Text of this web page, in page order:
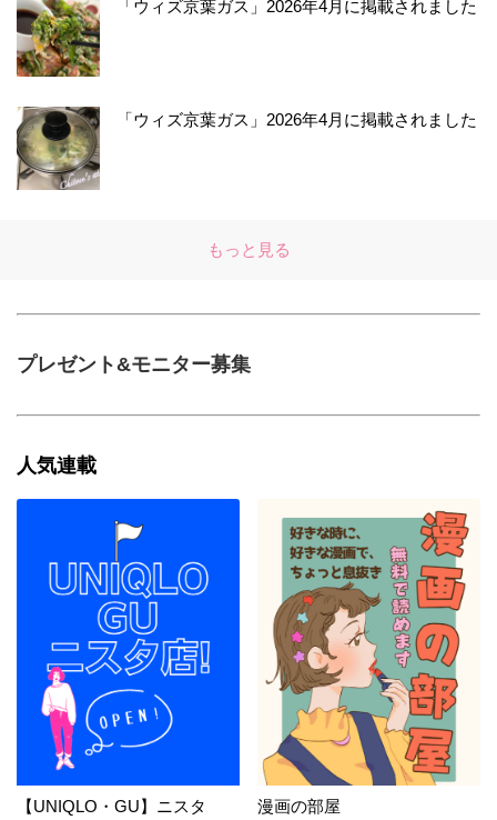
「ウィズ京葉ガス」2026年4月に掲載されました
「ウィズ京葉ガス」2026年4月に掲載されました
もっと見る
プレゼント&モニター募集
人気連載
【UNIQLO・GU】ニスタ
漫画の部屋